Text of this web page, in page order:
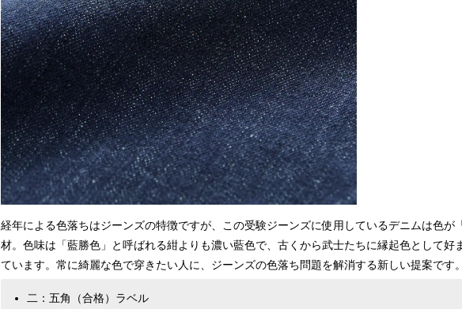
経年による色落ちはジーンズの特徴ですが、この受験ジーンズに使用しているデニムは色が
材。色味は「藍勝色」と呼ばれる紺よりも濃い藍色で、古くから武士たちに縁起色として好
ています。常に綺麗な色で穿きたい人に、ジーンズの色落ち問題を解消する新しい提案です。
二：五角（合格）ラベル